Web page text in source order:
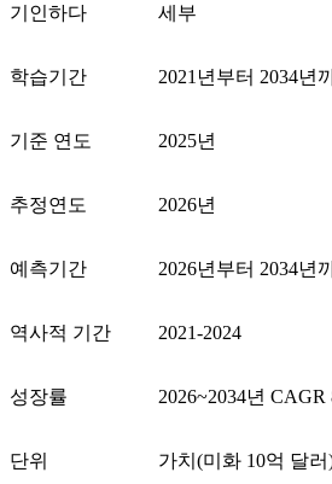
기인하다 세부
학습기간 2021년부터 2034년
기준 연도 2025년
추정연도 2026년
예측기간 2026년부터 2034년
역사적 기간 2021-2024
성장률 2026~2034년 CAGR
단위 가치(미화 10억 달러